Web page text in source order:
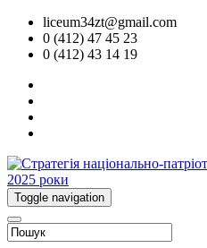
liceum34zt@gmail.com
0 (412) 47 45 23
0 (412) 43 14 19
Toggle navigation